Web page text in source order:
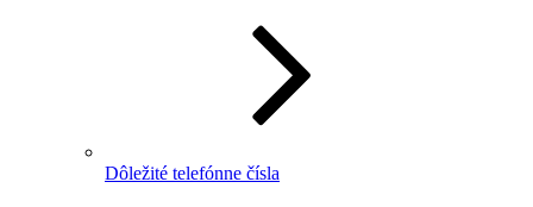
Dôležité telefónne čísla